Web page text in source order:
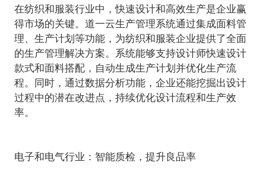
在纺织和服装行业中，快速设计和高效生产是企业赢
得市场的关键。道一云生产管理系统通过集成面料管
理、生产计划等功能，为纺织和服装企业提供了全面
的生产管理解决方案。系统能够支持设计师快速设计
款式和面料搭配，自动生成生产计划并优化生产流
程。同时，通过数据分析功能，企业还能挖掘出设计
过程中的潜在改进点，持续优化设计流程和生产效
率。
电子和电气行业：智能质检，提升良品率